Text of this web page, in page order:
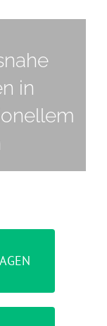
in